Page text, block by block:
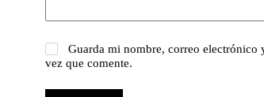
Guarda mi nombre, correo electrónico
vez que comente.